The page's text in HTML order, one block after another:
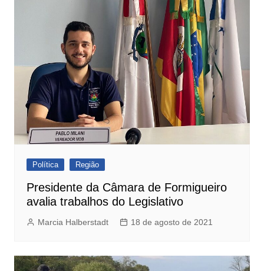
Política Região
Presidente da Câmara de Formigueiro
avalia trabalhos do Legislativo
Marcia Halberstadt 18 de agosto de 2021